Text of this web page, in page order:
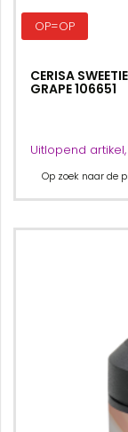
OP=OP
CERISA
GRAPE 106651
Uitlopend
Op zoek naar de